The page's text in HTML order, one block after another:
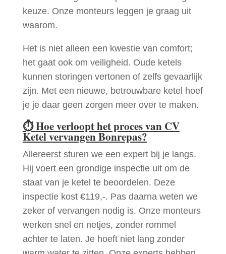
keuze. Onze monteurs leggen je graag uit
waarom.
Het is niet alleen een kwestie van comfort;
het gaat ook om veiligheid. Oude ketels
kunnen storingen vertonen of zelfs gevaarlijk
zijn. Met een nieuwe, betrouwbare ketel hoef
je je daar geen zorgen meer over te maken.
⏱Hoe verloopt het proces van CV
Ketel vervangen Bonrepas?
Allereerst sturen we een expert bij je langs.
Hij voert een grondige inspectie uit om de
staat van je ketel te beoordelen. Deze
inspectie kost €119,-. Pas daarna weten we
zeker of vervangen nodig is. Onze monteurs
werken snel en netjes, zonder rommel
achter te laten. Je hoeft niet lang zonder